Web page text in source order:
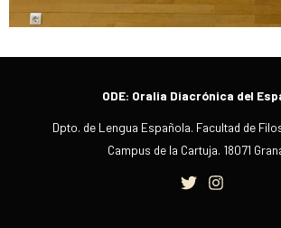
ODE: Oralia Diacrónica del
Dpto. de Lengua Española. Facultad de
Campus de la Cartuja. 18071